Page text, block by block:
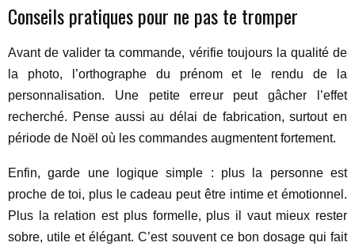
Conseils pratiques pour ne pas te tromper
Avant de valider ta commande, vérifie toujours la qualité de
la photo, l’orthographe du prénom et le rendu de la
personnalisation. Une petite erreur peut gâcher l’effet
recherché. Pense aussi au délai de fabrication, surtout en
période de Noël où les commandes augmentent fortement.
Enfin, garde une logique simple : plus la personne est
proche de toi, plus le cadeau peut être intime et émotionnel.
Plus la relation est plus formelle, plus il vaut mieux rester
sobre, utile et élégant. C’est souvent ce bon dosage qui fait